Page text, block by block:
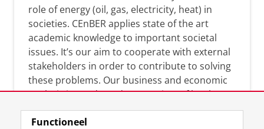
role of energy (oil, gas, electricity, heat) in
societies. CEnBER applies state of the art
academic knowledge to important societal
issues. It’s our aim to cooperate with external
stakeholders in order to contribute to solving
these problems. Our business and economic
analysis is conducted on a variety of levels:
micro, meso, and macro.
Functioneel